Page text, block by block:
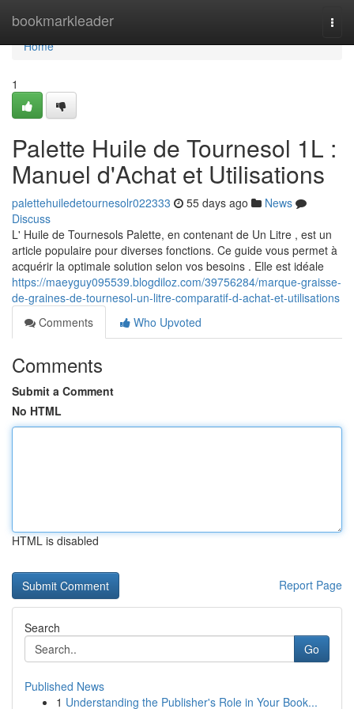
bookmarkleader
Home
Home
1
Palette Huile de Tournesol 1L :
Manuel d'Achat et Utilisations
palettehuiledetournesolr022333 55 days ago
News
Discuss
L' Huile de Tournesols Palette, en contenant de Un Litre , est un
article populaire pour diverses fonctions. Ce guide vous permet à
acquérir la optimale solution selon vos besoins . Elle est idéale
https://maeyguy095539.blogdiloz.com/39756284/marque-graisse-
de-graines-de-tournesol-un-litre-comparatif-d-achat-et-utilisations
Comments
Who Upvoted
Comments
Submit a Comment
No HTML
HTML is disabled
Report Page
Search
Go
Published News
1 Understanding the Publisher's Role in Your Book...